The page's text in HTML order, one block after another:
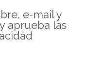
e-mail y
aprueba las